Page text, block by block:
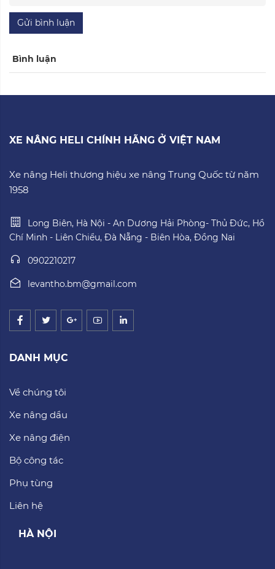
Gửi bình luận
Bình luận
XE NÂNG HELI CHÍNH HÃNG Ở VIỆT NAM
Xe nâng Heli thương hiệu xe nâng Trung Quốc từ năm
1958
Long Biên, Hà Nội - An Dương Hải Phòng- Thủ Đức, Hồ
Chí Minh - Liên Chiểu, Đà Nẵng - Biên Hòa, Đồng Nai
0902210217
levantho.bm@gmail.com
DANH MỤC
Về chúng tôi
Xe nâng dầu
Xe nâng điện
Bộ công tác
Phụ tùng
Liên hệ
HÀ NỘI